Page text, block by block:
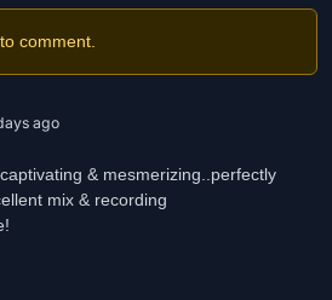
comment.
ago
& mesmerizing..perfectly
mix & recording